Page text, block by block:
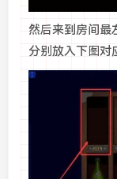
然后来到房间最
分别放入下图对